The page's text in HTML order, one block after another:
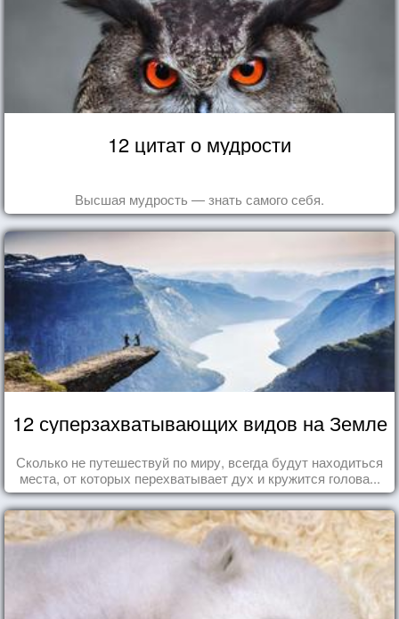
12 цитат о мудрости
Высшая мудрость — знать самого себя.
12 суперзахватывающих видов на Земле
Сколько не путешествуй по миру, всегда будут находиться
места, от которых перехватывает дух и кружится голова...